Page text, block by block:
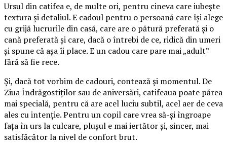
Ursul din catifea e, de multe ori, pentru cineva care iubește
textura și detaliul. E cadoul pentru o persoană care își alege
cu grijă lucrurile din casă, care are o pătură preferată și o
cană preferată și care, dacă o întrebi de ce, ridică din umeri
și spune că așa îi place. E un cadou care pare mai „adult”
fără să fie rece.
Și, dacă tot vorbim de cadouri, contează și momentul. De
Ziua Îndrăgostiților sau de aniversări, catifeaua poate părea
mai specială, pentru că are acel luciu subtil, acel aer de ceva
ales cu intenție. Pentru un copil care vrea să-și îngroape
fața în urs la culcare, plușul e mai iertător și, sincer, mai
satisfăcător la nivel de confort brut.